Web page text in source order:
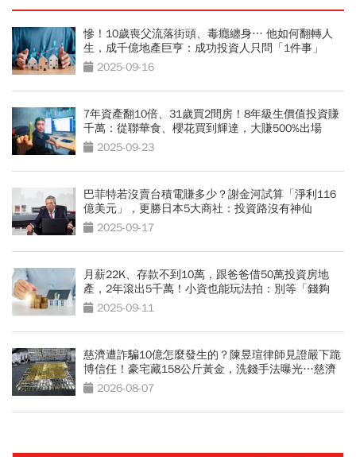
慘！10歲喪父流落街頭、毒癮纏身… 他如何翻轉人
生，成千億地產巨亨：成功投資人只問「1件事」
2025-09-16
7年資產翻10倍、31歲買2間房！8年級生價值投資賺
千萬：從聯華食、櫻花買到輝達，大賺500%出場
2025-09-23
巴菲特若沒賣台積電賺多少？謝金河試算「淨利116
億美元」，更勝日本5大商社：投資路沒有神仙
2025-09-17
月薪22K、存款不到10萬，跟爸爸借50萬投資房地
產，2年滾出5千萬！小資也能玩法拍：別等「錢夠
了」才開始
2025-09-11
慈濟遭詐騙10億怎麼發生的？陳昱瑄律師見證嚴下跪
博信任！豪宅藏158公斤黃金，洗錢手法曝光…慈濟
回應了
2026-08-07